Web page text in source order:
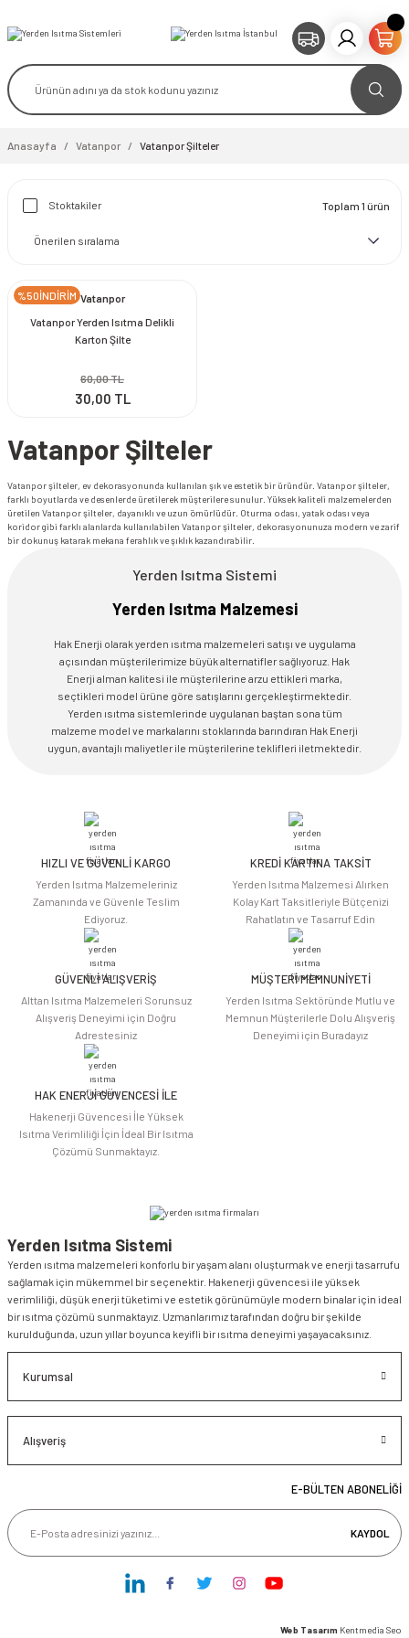
Anasayfa Vatanpor Vatanpor Şilteler
Stoktakiler Toplam 1 ürün
%50İNDİRİM Vatanpor
Vatanpor Yerden Isıtma Delikli
Karton Şilte
60,00 TL
30,00 TL
Vatanpor Şilteler
Vatanpor şilteler, ev dekorasyonunda kullanılan şık ve estetik bir üründür. Vatanpor şilteler,
farklı boyutlarda ve desenlerde üretilerek müşterilere sunulur. Yüksek kaliteli malzemelerden
üretilen Vatanpor şilteler, dayanıklı ve uzun ömürlüdür. Oturma odası, yatak odası veya
koridor gibi farklı alanlarda kullanılabilen Vatanpor şilteler, dekorasyonunuza modern ve zarif
bir dokunuş katarak mekana ferahlık ve şıklık kazandırabilir.
Yerden Isıtma Sistemi
Yerden Isıtma Malzemesi
Hak Enerji olarak yerden ısıtma malzemeleri satışı ve uygulama
açısından müşterilerimize büyük alternatifler sağlıyoruz. Hak
Enerji alman kalitesi ile müşterilerine arzu ettikleri marka,
seçtikleri model ürüne göre satışlarını gerçekleştirmektedir.
Yerden ısıtma sistemlerinde uygulanan baştan sona tüm
malzeme model ve markalarını stoklarında barındıran Hak Enerji
uygun, avantajlı maliyetler ile müşterilerine teklifleri iletmektedir.
HIZLI VE GÜVENLİ KARGO
Yerden Isıtma Malzemeleriniz
Zamanında ve Güvenle Teslim
Ediyoruz.
KREDİ KARTINA TAKSİT
Yerden Isıtma Malzemesi Alırken
Kolay Kart Taksitleriyle Bütçenizi
Rahatlatın ve Tasarruf Edin
GÜVENLİ ALIŞVERİŞ
Alttan Isıtma Malzemeleri Sorunsuz
Alışveriş Deneyimi için Doğru
Adrestesiniz
MÜŞTERİ MEMNUNİYETİ
Yerden Isıtma Sektöründe Mutlu ve
Memnun Müşterilerle Dolu Alışveriş
Deneyimi için Buradayız
HAK ENERJİ GÜVENCESİ İLE
Hakenerji Güvencesi İle Yüksek
Isıtma Verimliliği İçin İdeal Bir Isıtma
Çözümü Sunmaktayız.
Yerden Isıtma Sistemi
Yerden ısıtma malzemeleri konforlu bir yaşam alanı oluşturmak ve enerji tasarrufu
sağlamak için mükemmel bir seçenektir. Hakenerji güvencesi ile yüksek
verimliliği, düşük enerji tüketimi ve estetik görünümüyle modern binalar için ideal
bir ısıtma çözümü sunmaktayız. Uzmanlarımız tarafından doğru bir şekilde
kurulduğunda, uzun yıllar boyunca keyifli bir ısıtma deneyimi yaşayacaksınız.
Kurumsal
Alışveriş
E-BÜLTEN ABONELİĞİ
KAYDOL
Web Tasarım Kentmedia Seo